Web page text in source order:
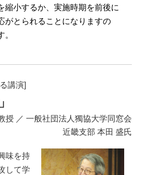
縮小するか、実施時期を前後に
がとられることになりますの
講演]
授 ／ 一般社団法人獨協大学同窓会
近畿支部 本田 盛氏
味を持
して学